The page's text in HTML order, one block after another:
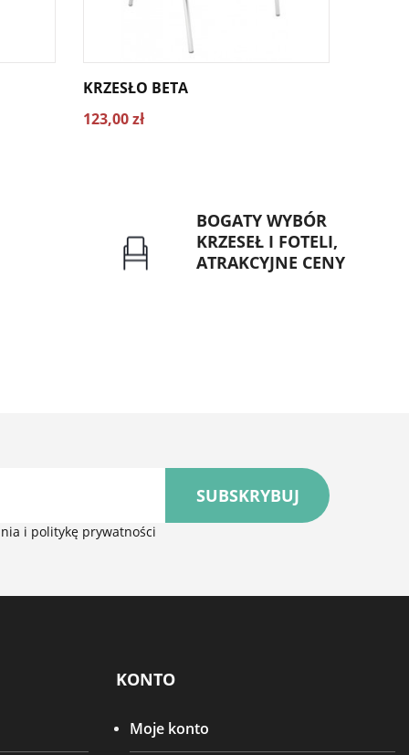
KRZESŁO BETA
123,00 zł
BOGATY WYBÓR
KRZESEŁ I FOTELI,
ATRAKCYJNE CENY
SUBSKRYBUJ
i politykę prywatności
KONTO
Moje konto